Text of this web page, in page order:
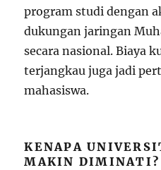
program studi dengan
dukungan jaringan
secara nasional. Biaya
terjangkau juga jadi
mahasiswa.
KENAPA
MAKIN DIMINATI?